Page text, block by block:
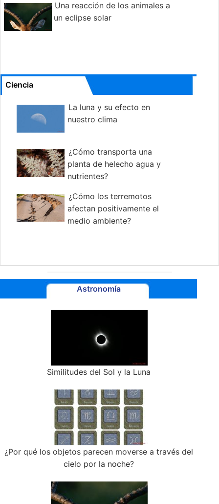
Una reacción de los animales a
un eclipse solar
Ciencia
La luna y su efecto en
nuestro clima
¿Cómo transporta una
planta de helecho agua y
nutrientes?
¿Cómo los terremotos
afectan positivamente el
medio ambiente?
Astronomía
Similitudes del Sol y la Luna
¿Por qué los objetos parecen moverse a través del
cielo por la noche?